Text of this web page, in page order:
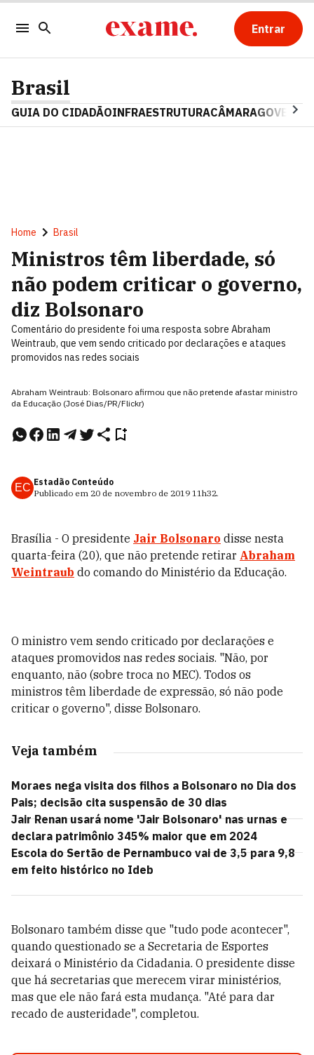
Entrar
Brasil
GUIA DO CIDADÃOINFRAESTRUTURACÂMARAGOVERNO
Home Brasil
Ministros têm liberdade, só
não podem criticar o governo,
diz Bolsonaro
Comentário do presidente foi uma resposta sobre Abraham
Weintraub, que vem sendo criticado por declarações e ataques
promovidos nas redes sociais
Abraham Weintraub: Bolsonaro afirmou que não pretende afastar ministro
da Educação (José Dias/PR/Flickr)
EC Estadão Conteúdo
Publicado em 20 de novembro de 2019 11h32.
Brasília - O presidente Jair Bolsonaro disse nesta
quarta-feira (20), que não pretende retirar Abraham
Weintraub do comando do Ministério da Educação.
O ministro vem sendo criticado por declarações e
ataques promovidos nas redes sociais. "Não, por
enquanto, não (sobre troca no MEC). Todos os
ministros têm liberdade de expressão, só não pode
criticar o governo", disse Bolsonaro.
Veja também
Moraes nega visita dos filhos a Bolsonaro no Dia dos
Pais; decisão cita suspensão de 30 dias
Jair Renan usará nome 'Jair Bolsonaro' nas urnas e
declara patrimônio 345% maior que em 2024
Escola do Sertão de Pernambuco vai de 3,5 para 9,8
em feito histórico no Ideb
Bolsonaro também disse que "tudo pode acontecer",
quando questionado se a Secretaria de Esportes
deixará o Ministério da Cidadania. O presidente disse
que há secretarias que merecem virar ministérios,
mas que ele não fará esta mudança. "Até para dar
recado de austeridade", completou.